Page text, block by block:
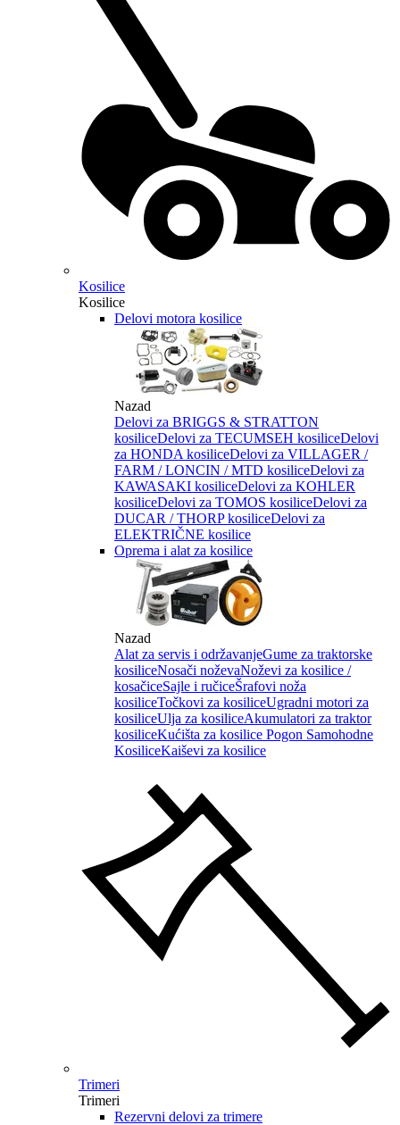
Kosilice
Kosilice
Delovi motora kosilice
Nazad
Delovi za BRIGGS & STRATTON
kosiliceDelovi za TECUMSEH kosiliceDelovi
za HONDA kosiliceDelovi za VILLAGER /
FARM / LONCIN / MTD kosiliceDelovi za
KAWASAKI kosiliceDelovi za KOHLER
kosiliceDelovi za TOMOS kosiliceDelovi za
DUCAR / THORP kosiliceDelovi za
ELEKTRIČNE kosilice
Oprema i alat za kosilice
Nazad
Alat za servis i održavanjeGume za traktorske
kosiliceNosači noževaNoževi za kosilice /
kosačiceSajle i ručiceŠrafovi noža
kosiliceTočkovi za kosiliceUgradni motori za
kosiliceUlja za kosiliceAkumulatori za traktor
kosiliceKućišta za kosilice Pogon Samohodne
KosiliceKaiševi za kosilice
Trimeri
Trimeri
Rezervni delovi za trimere